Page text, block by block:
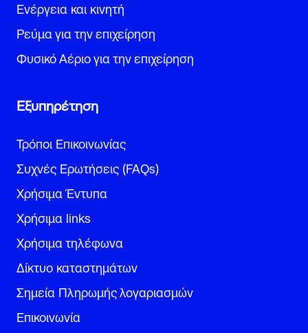
Ενέργεια και κινητή
Ρεύμα για την επιχείρηση
Φυσικό Αέριο για την επιχείρηση
Εξυπηρέτηση
Τρόποι Επικοινωνίας
Συχνές Ερωτήσεις (FAQs)
Χρήσιμα Έντυπα
Χρήσιμα links
Χρήσιμα τηλέφωνα
Δίκτυο καταστημάτων
Σημεία Πληρωμής λογαριασμών
Επικοινωνία